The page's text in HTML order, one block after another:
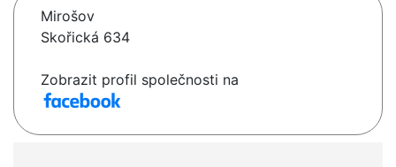
Mirošov
Skořická 634
Zobrazit profil společnosti na